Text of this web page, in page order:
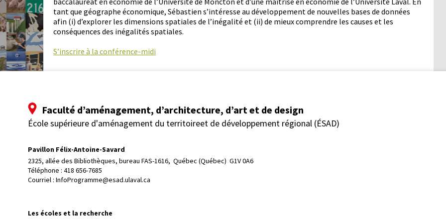
tant que géographe économique, Sébastien s’intéresse au développement de nouvelles bases de données
afin (i) d’explorer les dimensions spatiales de l’inégalité et (ii) de mieux comprendre les causes et les
conséquences des inégalités spatiales.
S’inscrire à la conférence-midi
Faculté d’aménagement, d’architecture, d’art et de design
École supérieure d'aménagement du territoireet de développement régional (ÉSAD)
Pavillon Félix-Antoine-Savard
2325, allée des Bibliothèques, bureau FAS-1616, Québec (Québec)  G1V 0A6
Téléphone : 418 656-7685
Courriel : InfoProgramme@esad.ulaval.ca
Les écoles et la recherche